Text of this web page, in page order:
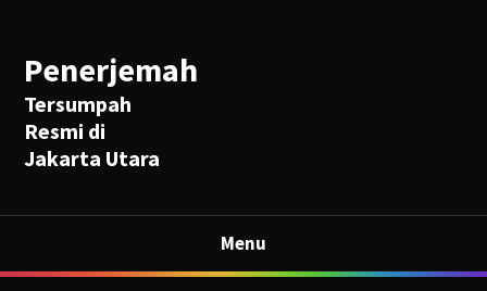
Penerjemah
Tersumpah
Resmi di
Jakarta Utara
Menu